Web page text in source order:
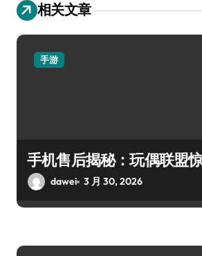
相关文章
手游
手机售后揭秘：玩偶联盟
dawei 3 月 30, 2026